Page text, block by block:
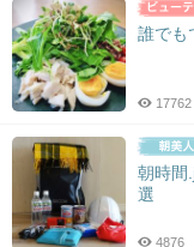
誰でも
17762
朝時間
選
4876